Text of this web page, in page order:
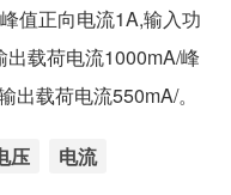
值正向电流1A,输入功
载荷电流1000mA/峰
载荷电流550mA/。
压 电流